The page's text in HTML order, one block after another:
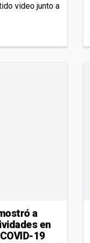
video junto a
a
en
19